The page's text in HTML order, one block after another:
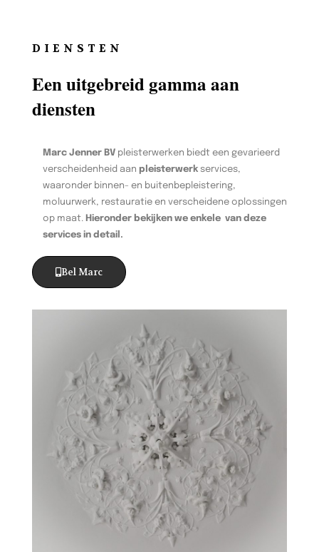
DIENSTEN
Een uitgebreid gamma aan
diensten
Marc Jenner BV pleisterwerken biedt een gevarieerd
verscheidenheid aan pleisterwerk services,
waaronder binnen- en buitenbepleistering,
moluurwerk, restauratie en verscheidene oplossingen
op maat. Hieronder bekijken we enkele van deze
services in detail.
Bel Marc